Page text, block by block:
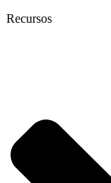
Recursos